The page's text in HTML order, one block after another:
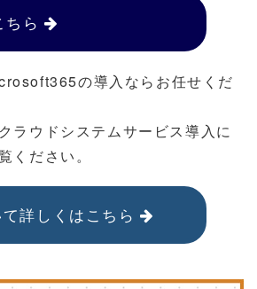
ら
の導入ならお任せくだ
ラウドシステムサービス導入に
ください。
詳しくはこちら